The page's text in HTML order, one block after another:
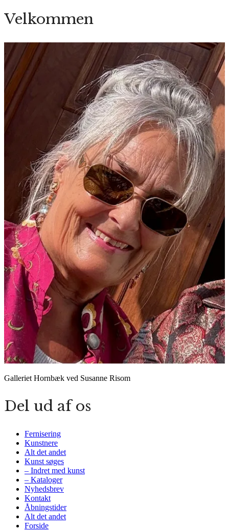
Velkommen
Galleriet Hornbæk ved Susanne Risom
Del ud af os
Fernisering
Kunstnere
Alt det andet
Kunst søges
– Indret med kunst
– Kataloger
Nyhedsbrev
Kontakt
Åbningstider
Alt det andet
Forside